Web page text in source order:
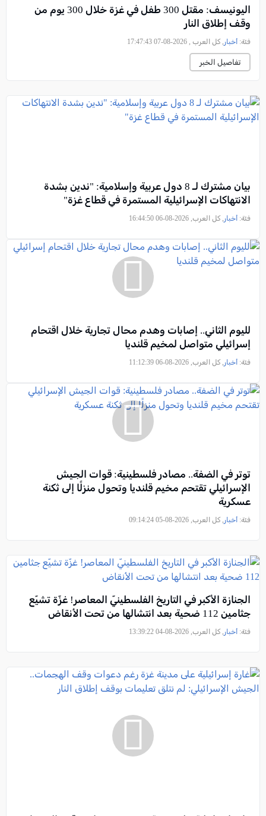
اليونيسف: مقتل 300 طفل في غزة خلال 300 يوم من
وقف إطلاق النار
فئة: أخبار , كل العرب , 2026-08-07 17:47:43
تفاصيل الخبر
بيان مشترك لـ 8 دول عربية وإسلامية: "ندين بشدة
الانتهاكات الإسرائيلية المستمرة في قطاع غزة"
فئة: أخبار , كل العرب, 2026-08-06 16:44:50
لليوم الثاني.. إصابات وهدم محال تجارية خلال اقتحام
إسرائيلي متواصل لمخيم قلنديا
فئة: أخبار , كل العرب, 2026-08-06 11:12:39
توتر في الضفة.. مصادر فلسطينية: قوات الجيش
الإسرائيلي تقتحم مخيم قلنديا وتحول منزلًا إلى ثكنة
عسكرية
فئة: أخبار , كل العرب, 2026-08-05 09:14:24
الجنازة الأكبر في التاريخ الفلسطينيّ المعاصر! غزّة تشيّع
جثامين 112 ضحية بعد انتشالها من تحت الأنقاض
فئة: أخبار , كل العرب, 2026-08-04 13:39:22